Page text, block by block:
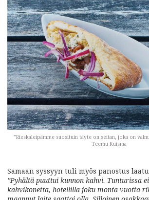
”Rieskaleipämme suosituin täyte on seitan, joka on
Teemu Kuisma
Samaan syssyyn tuli myös panostus
”Pyhältä puuttui kunnon kahvi. Tunturissa
kahvikonetta, hotellilla joku monta vuotta